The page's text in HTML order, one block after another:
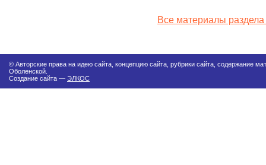
Все материалы
© Авторские права на идею сайта, концепцию сайта, рубрики сайта, содержание
Оболенской.
Создание сайта — ЭЛКОС